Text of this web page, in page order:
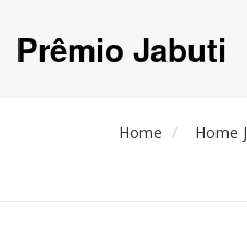
Prêmio Jabuti
Home Home